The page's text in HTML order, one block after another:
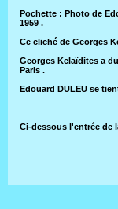
Pochette : Photo de
1959 .
Ce cliché de Georges
Georges Kelaïdites a
Paris .
Edouard DULEU se
Ci-dessous l'entrée de